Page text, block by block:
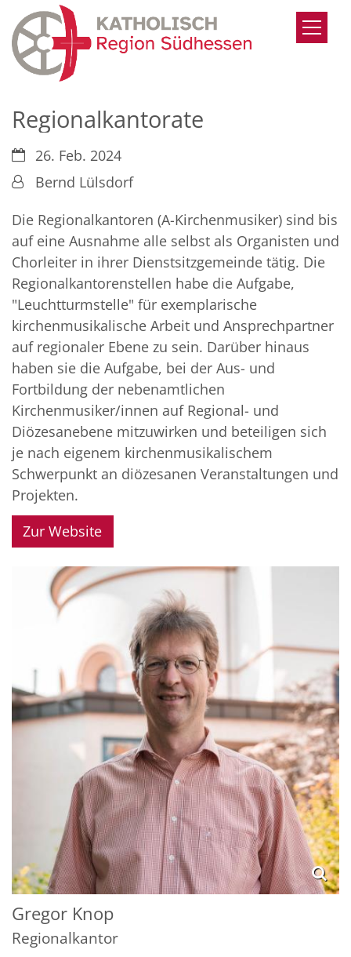
Zum Inhalt springen
Regionalkantorate
Datum:26. Feb. 2024
Von:Bernd Lülsdorf
Die Regionalkantoren (A-Kirchenmusiker) sind bis
auf eine Ausnahme alle selbst als Organisten und
Chorleiter in ihrer Dienstsitzgemeinde tätig. Die
Regionalkantorenstellen habe die Aufgabe,
"Leuchtturmstelle" für exemplarische
kirchenmusikalische Arbeit und Ansprechpartner
auf regionaler Ebene zu sein. Darüber hinaus
haben sie die Aufgabe, bei der Aus- und
Fortbildung der nebenamtlichen
Kirchenmusiker/innen auf Regional- und
Diözesanebene mitzuwirken und beteiligen sich
je nach eigenem kirchenmusikalischem
Schwerpunkt an diözesanen Veranstaltungen und
Projekten.
Zur Website
Gregor Knop
Regionalkantor